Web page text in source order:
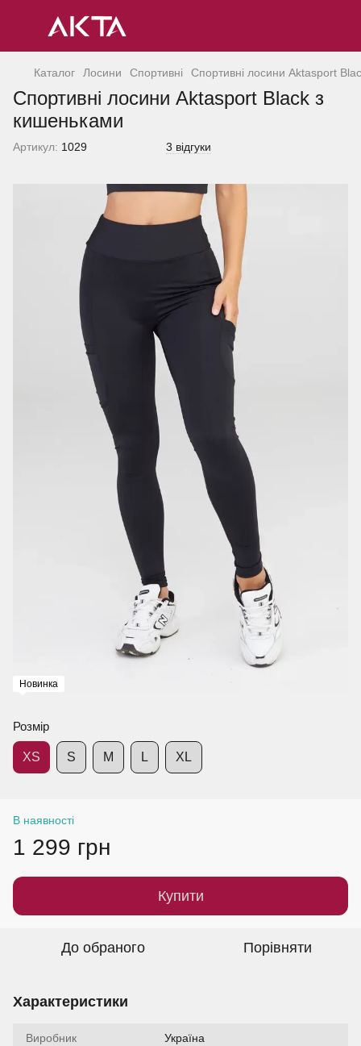
Каталог Лосини Спортивнi Спортивнi лосини Aktasport
Спортивнi лосини Aktasport Black з
кишеньками
Артикул: 1029 3 відгуки
Новинка
Розмір
XS S M L XL
В наявності
1 299 грн
Купити
До обраного Порівняти
Характеристики
Виробник Україна